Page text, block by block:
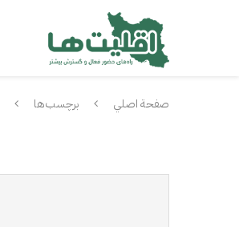
صفحة اصلي برچسب‌ها